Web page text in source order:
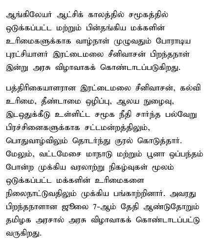
ஆங்கிலேயர் ஆட்சிக் காலத்தில் சமூகத்தில்
ஒடுக்கப்பட்ட மற்றும் பின்தங்கிய மக்களின்
உரிமைகளுக்காக வாழ்நாள் முழுவதும் போராடிய
புரட்சியாளர் இரட்டைமலை சீனிவாசன் பிறந்தநாள்
இன்று அரசு விழாவாகக் கொண்டாடப்படுகிறது.
பத்திரிகையாளரான இரட்டைமலை சீனிவாசன், கல்வி
உரிமை, தீண்டாமை ஒழிப்பு, ஆலய நுழைவு,
இடஒதுக்கீடு உள்ளிட்ட சமூக நீதி சார்ந்த பல்வேறு
பிரச்சினைகளுக்காக சட்டமன்றத்திலும்,
பொதுவாழ்விலும் தொடர்ந்து குரல் கொடுத்தார்.
மேலும், வட்டமேசை மாநாடு மற்றும் பூனா ஒப்பந்தம்
போன்ற முக்கிய வரலாற்று நிகழ்வுகள் மூலம்
ஒடுக்கப்பட்ட மக்களின் உரிமைகளை
நிலைநாட்டுவதிலும் முக்கிய பங்காற்றினார். அவரது
பிறந்தநாளான ஜூலை 7-ஆம் தேதி ஆண்டுதோறும்
தமிழக அரசால் அரசு விழாவாகக் கொண்டாடப்பட்டு
வருகிறது.